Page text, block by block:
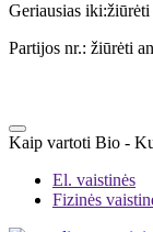
Geriausias iki:žiūrėti
Partijos nr.: žiūrėti
Kaip vartoti Bio -
El. vaistinės
Fizinės